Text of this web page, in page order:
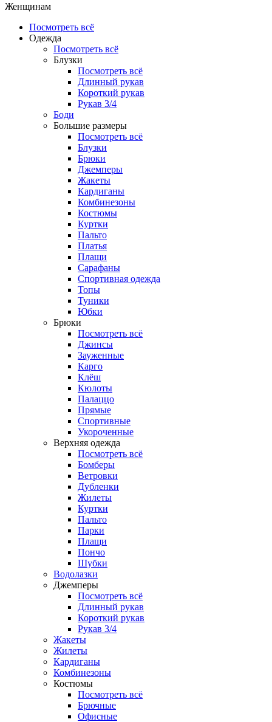
Женщинам
Посмотреть всё
Одежда
Посмотреть всё
Блузки
Посмотреть всё
Длинный рукав
Короткий рукав
Рукав 3/4
Боди
Большие размеры
Посмотреть всё
Блузки
Брюки
Джемперы
Жакеты
Кардиганы
Комбинезоны
Костюмы
Куртки
Пальто
Платья
Плащи
Сарафаны
Спортивная одежда
Топы
Туники
Юбки
Брюки
Посмотреть всё
Джинсы
Зауженные
Карго
Клёш
Кюлоты
Палаццо
Прямые
Спортивные
Укороченные
Верхняя одежда
Посмотреть всё
Бомберы
Ветровки
Дубленки
Жилеты
Куртки
Пальто
Парки
Плащи
Пончо
Шубки
Водолазки
Джемперы
Посмотреть всё
Длинный рукав
Короткий рукав
Рукав 3/4
Жакеты
Жилеты
Кардиганы
Комбинезоны
Костюмы
Посмотреть всё
Брючные
Офисные